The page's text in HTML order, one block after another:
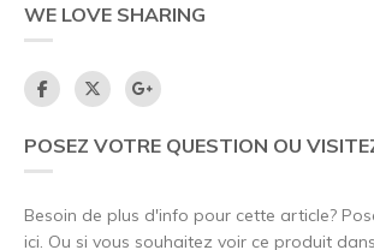
WE LOVE SHARING
POSEZ VOTRE QUESTION OU
Besoin de plus d'info pour cette article?
ici. Ou si vous souhaitez voir ce produit